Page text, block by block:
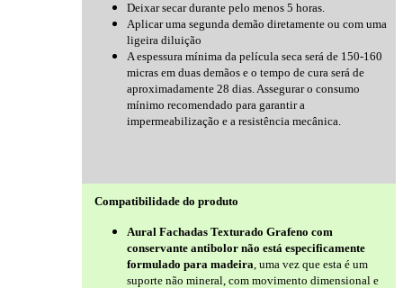
Deixar secar durante pelo menos 5 horas.
Aplicar uma segunda demão diretamente ou com uma
ligeira diluição
A espessura mínima da película seca será de 150-160
micras em duas demãos e o tempo de cura será de
aproximadamente 28 dias. Assegurar o consumo
mínimo recomendado para garantir a
impermeabilização e a resistência mecânica.
Compatibilidade do produto
Aural Fachadas Texturado Grafeno com
conservante antibolor não está especificamente
formulado para madeira , uma vez que esta é um
suporte não mineral, com movimento dimensional e